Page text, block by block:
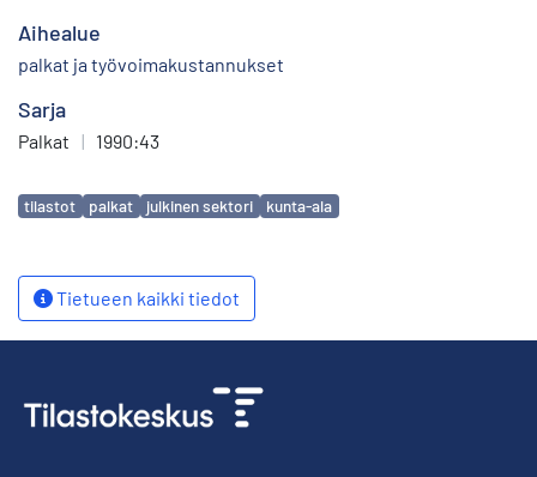
Aihealue
palkat ja työvoimakustannukset
Sarja
Palkat | 1990:43
Avainsanat
tilastot palkat julkinen sektori kunta-ala
Tietueen kaikki tiedot